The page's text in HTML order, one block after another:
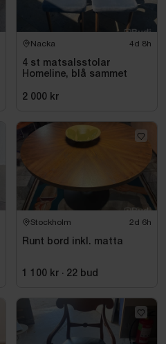
Nacka 4d 8h
4 st matsalsstolar
Homeline, blå sammet
2 000 kr
Stockholm 2d 6h
Runt bord inkl. matta
1 100 kr · 22 bud